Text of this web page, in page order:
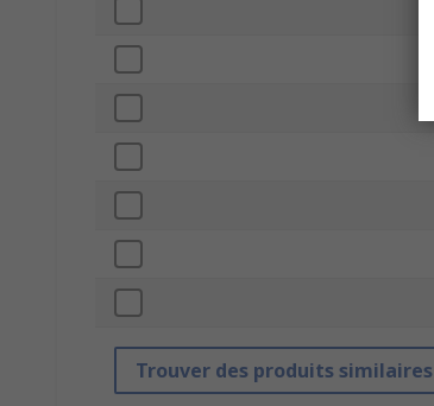
Trouver des produits similaires